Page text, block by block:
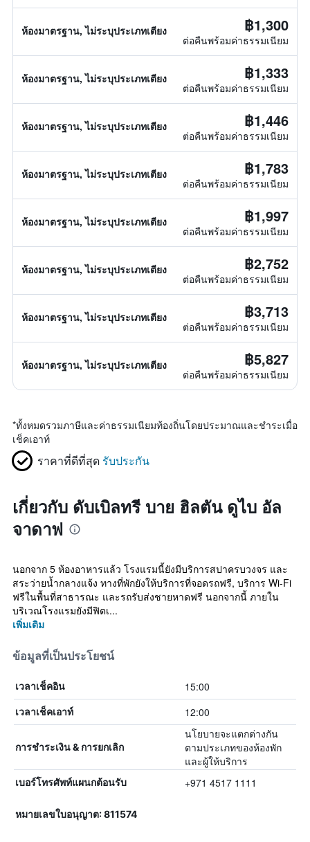
ห้องมาตรฐาน, ไม่ระบุประเภทเตียง ฿1,300
ต่อคืนพร้อมค่าธรรมเนียม
ห้องมาตรฐาน, ไม่ระบุประเภทเตียง ฿1,333
ต่อคืนพร้อมค่าธรรมเนียม
ห้องมาตรฐาน, ไม่ระบุประเภทเตียง ฿1,446
ต่อคืนพร้อมค่าธรรมเนียม
ห้องมาตรฐาน, ไม่ระบุประเภทเตียง ฿1,783
ต่อคืนพร้อมค่าธรรมเนียม
ห้องมาตรฐาน, ไม่ระบุประเภทเตียง ฿1,997
ต่อคืนพร้อมค่าธรรมเนียม
ห้องมาตรฐาน, ไม่ระบุประเภทเตียง ฿2,752
ต่อคืนพร้อมค่าธรรมเนียม
ห้องมาตรฐาน, ไม่ระบุประเภทเตียง ฿3,713
ต่อคืนพร้อมค่าธรรมเนียม
ห้องมาตรฐาน, ไม่ระบุประเภทเตียง ฿5,827
ต่อคืนพร้อมค่าธรรมเนียม
*ทั้งหมดรวมภาษีและค่าธรรมเนียมท้องถิ่นโดยประมาณและชำระเมื่อ
เช็คเอาท์
ราคาที่ดีที่สุด รับประกัน
เกี่ยวกับ ดับเบิลทรี บาย ฮิลตัน ดูไบ อัล
จาดาฟ
นอกจาก 5 ห้องอาหารแล้ว โรงแรมนี้ยังมีบริการสปาครบวงจร และ
สระว่ายน้ำกลางแจ้ง ทางที่พักยังให้บริการที่จอดรถฟรี, บริการ Wi-Fi
ฟรีในพื้นที่สาธารณะ และรถรับส่งชายหาดฟรี นอกจากนี้ ภายใน
บริเวณโรงแรมยังมีฟิตเ...
เพิ่มเติม
ข้อมูลที่เป็นประโยชน์
เวลาเช็คอิน 15:00
เวลาเช็คเอาท์ 12:00
การชำระเงิน & การยกเลิก
นโยบายจะแตกต่างกัน
ตามประเภทของห้องพัก
และผู้ให้บริการ
เบอร์โทรศัพท์แผนกต้อนรับ +971 4517 1111
หมายเลขใบอนุญาต: 811574